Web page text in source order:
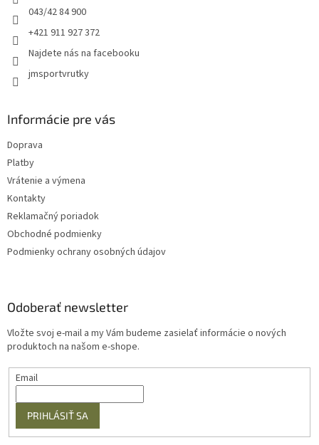
043/42 84 900
+421 911 927 372
Najdete nás na facebooku
jmsportvrutky
Informácie pre vás
Doprava
Platby
Vrátenie a výmena
Kontakty
Reklamačný poriadok
Obchodné podmienky
Podmienky ochrany osobných údajov
Odoberať newsletter
Vložte svoj e-mail a my Vám budeme zasielať informácie o nových
produktoch na našom e-shope.
Email
PRIHLÁSIŤ SA